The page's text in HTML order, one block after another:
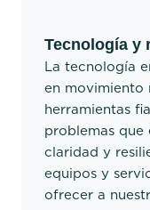
Tecnología y
La tecnología
en movimiento
herramientas
problemas que
claridad y
equipos y
ofrecer a